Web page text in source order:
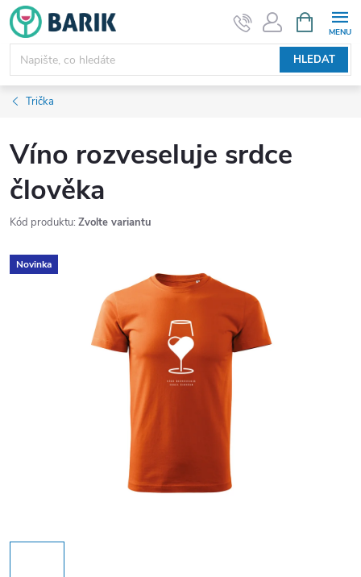
Přejít
na
obsah
HLEDAT
NÁKUPNÍ
KOŠÍK
Trička
Víno rozveseluje srdce
člověka
Kód produktu: Zvolte variantu
Novinka